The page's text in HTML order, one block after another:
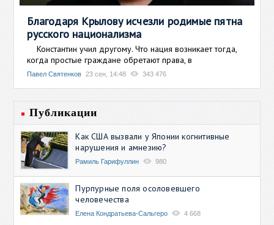
Благодаря Крылову исчезли родимые пятна
русского национализма
Константин учил другому. Что нация возникает тогда,
когда простые граждане обретают права, в
Павел Святенков 23 сен, 14:48 343 476
Публикации
Как США вызвали у Японии когнитивные
нарушения и амнезию?
Рамиль Гарифуллин 980
Пурпурные поля осоловевшего
человечества
Елена Кондратьева-Сальгеро 4 668